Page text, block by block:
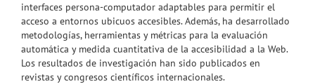
interfaces persona-computador adaptables para permitir el
acceso a entornos ubicuos accesibles. Además, ha desarrollado
metodologías, herramientas y métricas para la evaluación
automática y medida cuantitativa de la accesibilidad a la Web.
Los resultados de investigación han sido publicados en
revistas y congresos científicos internacionales.